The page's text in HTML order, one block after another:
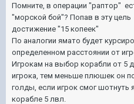
Помните, в операции "раптор"
"морской бой"? Попав в эту
достижение "15 копеек"
По аналогии ямато будет
определенном расстоянии от
Игрокам на выбор корабли от 5
игрока, тем меньше плюшек он
голды, если игрок смог
корабле 5 лвл.